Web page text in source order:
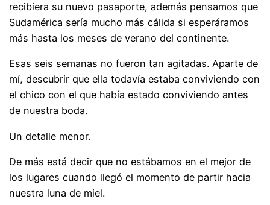
recibiera su nuevo pasaporte, además pensamos que
Sudamérica sería mucho más cálida si esperáramos
más hasta los meses de verano del continente.
Esas seis semanas no fueron tan agitadas. Aparte de
mí, descubrir que ella todavía estaba conviviendo con
el chico con el que había estado conviviendo antes
de nuestra boda.
Un detalle menor.
De más está decir que no estábamos en el mejor de
los lugares cuando llegó el momento de partir hacia
nuestra luna de miel.